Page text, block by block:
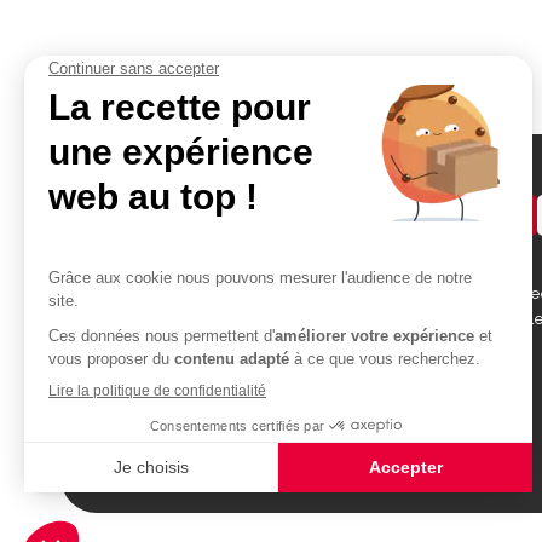
Demander un devis
Accès rapides
Portfolio
Blog
Contact
Bikom Shop, 26 rue
des Garennes 78130
01 30 99 75 64
devis@bikom.fr